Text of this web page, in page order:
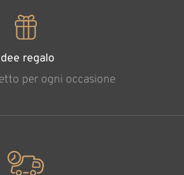
regalo
per ogni occasione